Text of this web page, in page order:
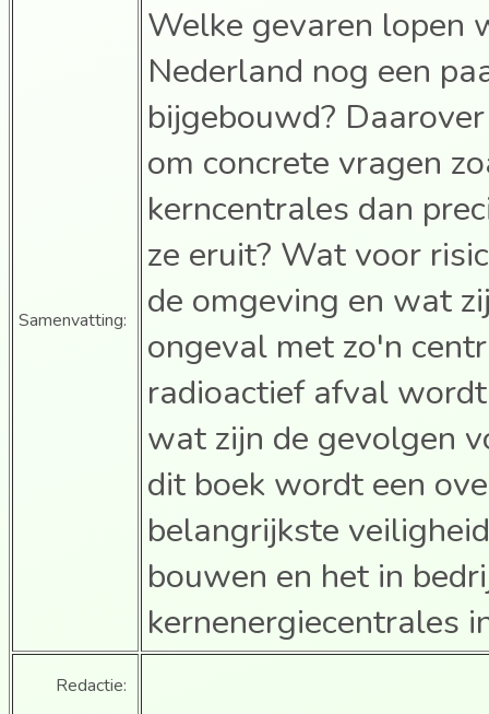
Samenvatting:
Welke gevaren lopen
Nederland nog een
bijgebouwd?
om concrete vragen
kerncentrales dan
ze eruit? Wat voor
de omgeving en wat
ongeval met zo'n
radioactief afval
wat zijn de gevolgen
dit boek wordt een
belangrijkste
bouwen en het in
kernenergiecentrales
Redactie: